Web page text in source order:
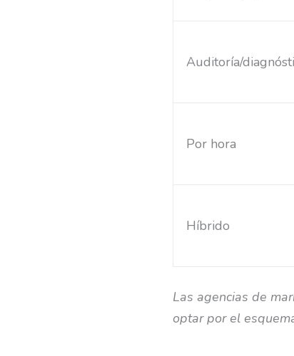
Auditoría/
Por hora
Híbrido
Las agencias de
optar por el